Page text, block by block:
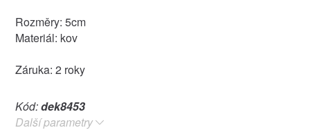
Rozměry: 5cm
Materiál: kov
Záruka: 2 roky
Kód:dek8453
Další parametry